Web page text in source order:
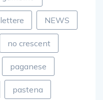
lettere NEWS
no crescent
paganese
pastena